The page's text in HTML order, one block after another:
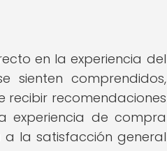
en la experiencia del
sienten comprendidos,
recomendaciones
experiencia de compra
la satisfacción general